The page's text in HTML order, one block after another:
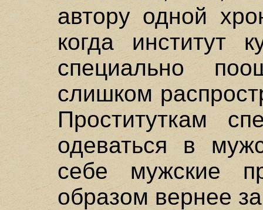
автору одной
когда институт
специально
слишком
Проституткам
одеваться в
себе мужские
образом вернее